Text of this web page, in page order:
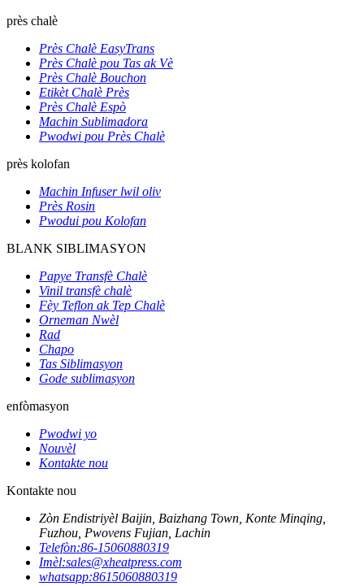
près chalè
Près Chalè EasyTrans
Près Chalè pou Tas ak Vè
Près Chalè Bouchon
Etikèt Chalè Près
Près Chalè Espò
Machin Sublimadora
Pwodwi pou Près Chalè
près kolofan
Machin Infuser lwil oliv
Près Rosin
Pwodui pou Kolofan
BLANK SIBLIMASYON
Papye Transfè Chalè
Vinil transfè chalè
Fèy Teflon ak Tep Chalè
Orneman Nwèl
Rad
Chapo
Tas Siblimasyon
Gode ​​sublimasyon
enfòmasyon
Pwodwi yo
Nouvèl
Kontakte nou
Kontakte nou
Zòn Endistriyèl Baijin, Baizhang Town, Konte Minqing,
Fuzhou, Pwovens Fujian, Lachin
Telefòn:86-15060880319
Imèl:sales@xheatpress.com
whatsapp:8615060880319